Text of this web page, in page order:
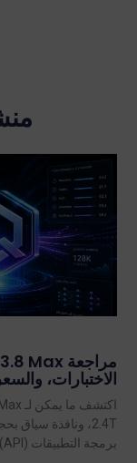
الاختبارات،
برمجة التطبيقات (API)، وخطط الاشتراك المفتوحة قبل أن تقرر التبديل.